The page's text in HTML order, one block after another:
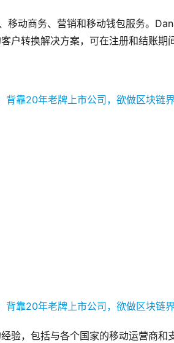
移动商务、营销和移动钱包服务。
户转换解决方案，可在注册和结账期
，包括与各个国家的移动运营商和